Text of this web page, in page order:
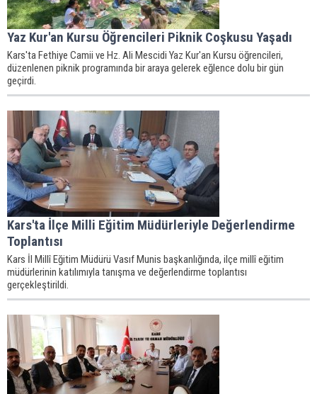
Yaz Kur'an Kursu Öğrencileri Piknik Coşkusu Yaşadı
Kars'ta Fethiye Camii ve Hz. Ali Mescidi Yaz Kur'an Kursu öğrencileri,
düzenlenen piknik programında bir araya gelerek eğlence dolu bir gün
geçirdi.
Kars'ta İlçe Milli Eğitim Müdürleriyle Değerlendirme
Toplantısı
Kars İl Millî Eğitim Müdürü Vasıf Munis başkanlığında, ilçe millî eğitim
müdürlerinin katılımıyla tanışma ve değerlendirme toplantısı
gerçekleştirildi.